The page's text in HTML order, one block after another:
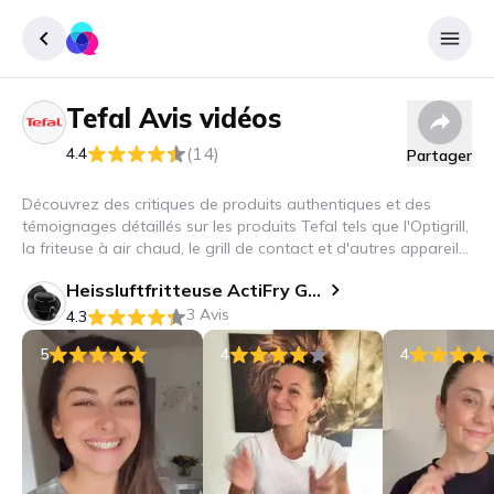
Enregister
Se connecter
Tefal Avis vidéos
4.4 (14) Partager
Découvrez des critiques de produits authentiques et des
témoignages détaillés sur les produits Tefal tels que l'Optigrill,
la friteuse à air chaud, le grill de contact et d'autres appareils
révolutionner votre cuisine !
Heissluftfritteuse ActiFry Genius XL 2in3
4.3
3 Avis
5
4 4